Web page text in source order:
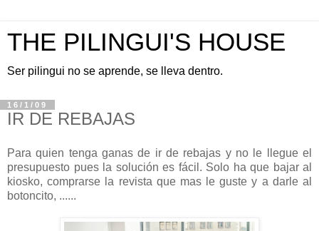
THE PILINGUI'S HOUSE
Ser pilingui no se aprende, se lleva dentro.
16/1/09
IR DE REBAJAS
Para quien tenga ganas de ir de rebajas y no le llegue el
presupuesto pues la solución es fácil. Solo ha que bajar al
kiosko, comprarse la revista que mas le guste y a darle al
botoncito, ......